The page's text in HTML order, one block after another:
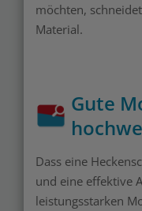
möchten,
Material.
Gute
Dass eine
und eine effektive
leistungsstarken